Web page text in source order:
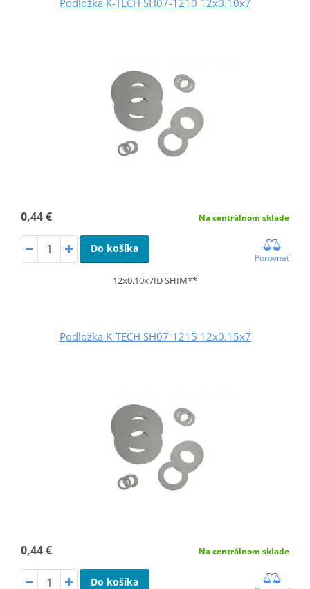
0,44 € Na centrálnom sklade
Do košíka
Porovnať
12x0.10x7ID SHIM**
Podložka K-TECH SH07-1215 12x0.15x7
0,44 € Na centrálnom sklade
Do košíka